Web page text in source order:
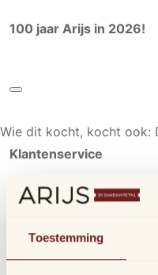
Toestemming
100 jaar Arijs in 2026!
Wie dit kocht, kocht ook:
Klantenservice
Ons aanbod
Verzending & bezorging
Retourneren & ruilen